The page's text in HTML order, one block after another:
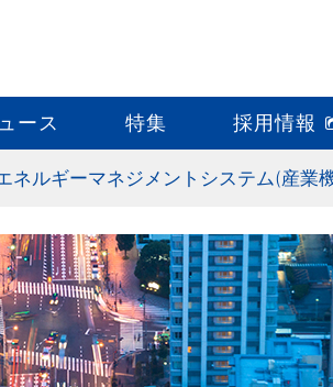
ース 特集 採用情報
ネルギーマネジメントシステム(産業